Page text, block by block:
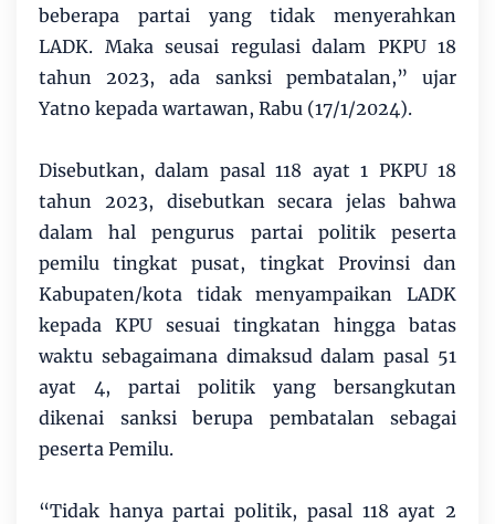
beberapa partai yang tidak menyerahkan
LADK. Maka seusai regulasi dalam PKPU 18
tahun 2023, ada sanksi pembatalan,” ujar
Yatno kepada wartawan, Rabu (17/1/2024).
Disebutkan, dalam pasal 118 ayat 1 PKPU 18
tahun 2023, disebutkan secara jelas bahwa
dalam hal pengurus partai politik peserta
pemilu tingkat pusat, tingkat Provinsi dan
Kabupaten/kota tidak menyampaikan LADK
kepada KPU sesuai tingkatan hingga batas
waktu sebagaimana dimaksud dalam pasal 51
ayat 4, partai politik yang bersangkutan
dikenai sanksi berupa pembatalan sebagai
peserta Pemilu.
“Tidak hanya partai politik, pasal 118 ayat 2